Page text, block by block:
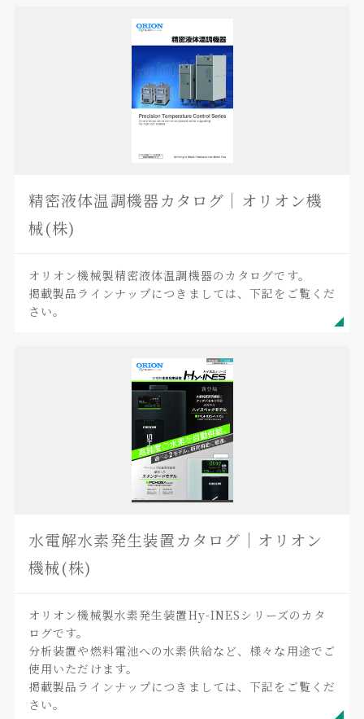
精密液体温調機器カタログ｜オリオン機
械(株)
オリオン機械製精密液体温調機器のカタログです。
掲載製品ラインナップにつきましては、下記をご覧くだ
さい。
水電解水素発生装置カタログ｜オリオン
機械(株)
オリオン機械製水素発生装置Hy-INESシリーズのカタ
ログです。
分析装置や燃料電池への水素供給など、様々な用途でご
使用いただけます。
掲載製品ラインナップにつきましては、下記をご覧くだ
さい。